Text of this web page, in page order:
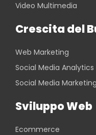
Video Multimedia
Crescita del
Web Marketing
Social Media Analytics
Social Media Marketing
Sviluppo Web
Ecommerce